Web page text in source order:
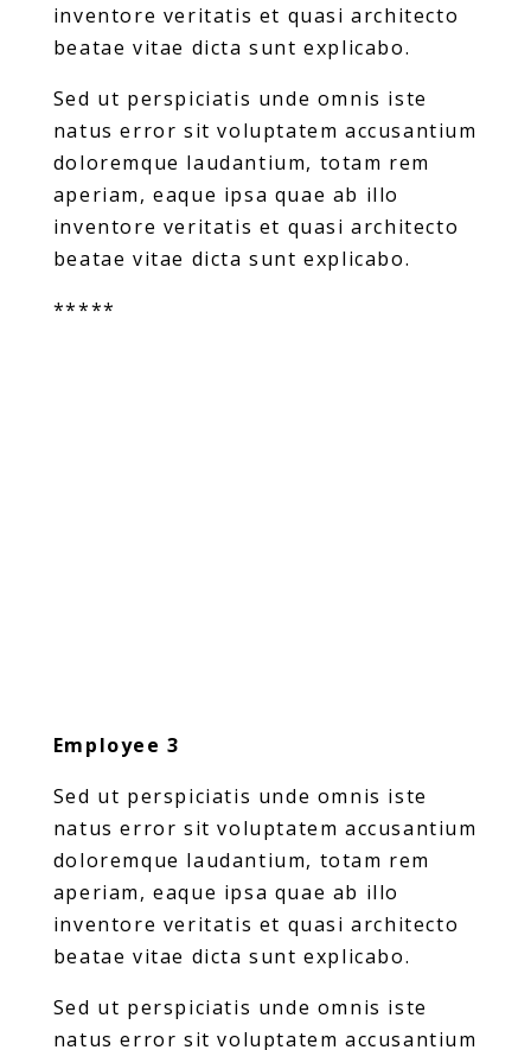
inventore veritatis et quasi architecto
beatae vitae dicta sunt explicabo.
Sed ut perspiciatis unde omnis iste
natus error sit voluptatem accusantium
doloremque laudantium, totam rem
aperiam, eaque ipsa quae ab illo
inventore veritatis et quasi architecto
beatae vitae dicta sunt explicabo.
*****
Employee 3
Sed ut perspiciatis unde omnis iste
natus error sit voluptatem accusantium
doloremque laudantium, totam rem
aperiam, eaque ipsa quae ab illo
inventore veritatis et quasi architecto
beatae vitae dicta sunt explicabo.
Sed ut perspiciatis unde omnis iste
natus error sit voluptatem accusantium